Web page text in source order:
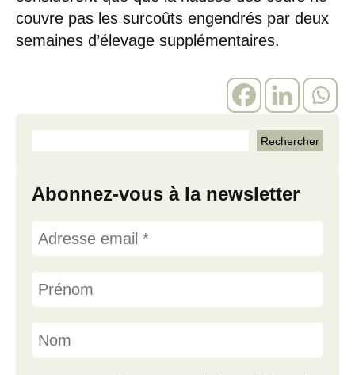
couvre pas les surcoûts engendrés par deux
semaines d’élevage supplémentaires.
Abonnez-vous à la newsletter